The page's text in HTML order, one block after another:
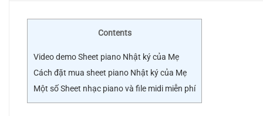
Contents
Video demo Sheet piano Nhật ký của Mẹ
Cách đặt mua sheet piano Nhật ký của Mẹ
Một số Sheet nhạc piano và file midi miễn phí